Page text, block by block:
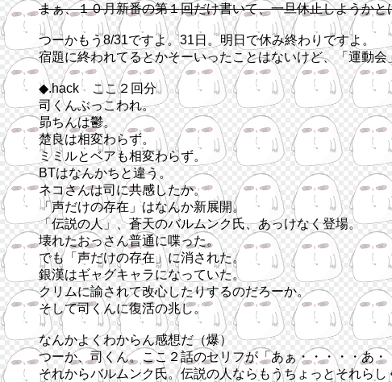
まぁ、１０月新番の第１回だけ書いて、一旦休止しようかと
つーかもう8/31ですよ。31日。明日で休み終わりですよ。
宿題に終われてるとかそーいったことはないけど、「運動
◆.hack ここ２回分
司くんぶっこわれ。
昴ちんは鬱。
楚良は相変わらず。
ミミルとベアも相変わらず。
BTはなんかちと違う。
ネコさんは司に共感したか。
「声だけの存在」はなんか新展開。
「伝説の人」、蒼天のバルムンク氏、あっけなく登場。
壊れたおっさん普通に喋った。
でも「声だけの存在」に消された。
銀漢はギャグキャラになっていた。
クリムに諭されて改心したりするのだろーか。
そして司くんに復活の兆し。
なんかよくわからん感想だ（爆）
つーか、司くん。ここ２話のセリフが「あぁ・・・・・あ
それからバルムンク氏。伝説の人ならもうちょっとそれら